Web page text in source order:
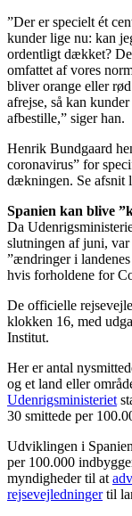
”Der er specielt ét
kunder lige nu: kan
ordentligt dækket?
omfattet af vores
bliver orange eller
afrejse, så kan
afbestille,” siger han.
Henrik Bundgaard
coronavirus” for
dækningen. Se afsnit
Spanien kan blive
Da
slutningen af juni, var
”ændringer i
hvis forholdene for
De officielle
klokken 16, med
Institut.
Her er antal
og et land eller
Udenrigsministeriet
30 smittede per
Udviklingen i
per 100.000
myndigheder til at
rejsevejledningertil